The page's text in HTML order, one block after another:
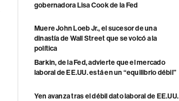
gobernadora Lisa Cook de la Fed
Muere John Loeb Jr., el sucesor de una
dinastía de Wall Street que se volcó a la
política
Barkin, de la Fed, advierte que el mercado
laboral de EE.UU. está en un “equilibrio débil”
Yen avanza tras el débil dato laboral de EE.UU.